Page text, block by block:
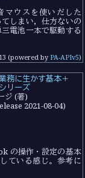
マウスを使いだした
しまい，仕方ないの
電池一本で駆動する
(powered by PA-APIv5)
務に生かす基本＋
リーズ
ジ (著)
2021-08-04)
の操作・設定の基本
ている感じ。参考に